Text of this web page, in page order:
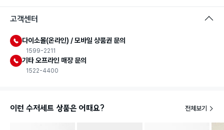
고객센터
다이소몰(온라인) / 모바일 상품권 문의
1599-2211
기타 오프라인 매장 문의
1522-4400
이런 수저세트 상품은 어때요? 전체보기